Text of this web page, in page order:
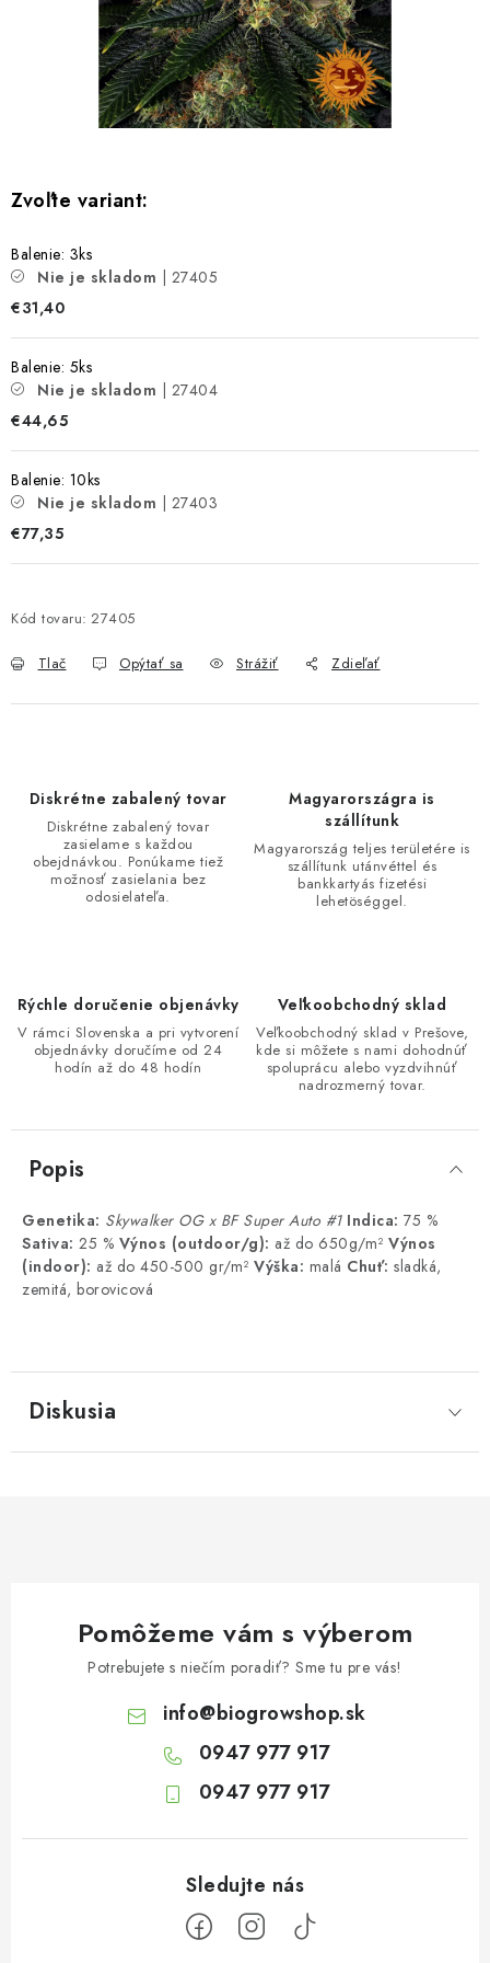
Bankové údaje
Veľkoobchod
Formulár na odstúpenie od zmluvy
Odstúpenie od zmluvy online
Balenie: 3ks
Nie je skladom
| 27405
€31,40
Balenie: 5ks
Nie je skladom
| 27404
€44,65
Balenie: 10ks
Nie je skladom
| 27403
€77,35
Kód tovaru: 27405
Tlač Opýtať sa Strážiť Zdieľať
Diskrétne zabalený tovar
Diskrétne zabalený tovar
zasielame s každou
obejdnávkou. Ponúkame tiež
možnosť zasielania bez
odosielateľa.
Magyarországra is
szállítunk
Magyarország teljes területére is
szállítunk utánvéttel és
bankkartyás fizetési
lehetöséggel.
Rýchle doručenie objenávky
V rámci Slovenska a pri vytvorení
objednávky doručíme od 24
hodín až do 48 hodín
Veľkoobchodný sklad
Veľkoobchodný sklad v Prešove,
kde si môžete s nami dohodnúť
spoluprácu alebo vyzdvihnúť
nadrozmerný tovar.
Popis
Genetika: Skywalker OG x BF Super Auto #1 Indica: 75 %
Sativa: 25 % Výnos (outdoor/g): až do 650g/m² Výnos
(indoor): až do 450-500 gr/m² Výška: malá Chuť: sladká,
zemitá, borovicová
Diskusia
Pomôžeme vám s výberom
Potrebujete s niečím poradiť? Sme tu pre vás!
info@biogrowshop.sk
0947 977 917
0947 977 917